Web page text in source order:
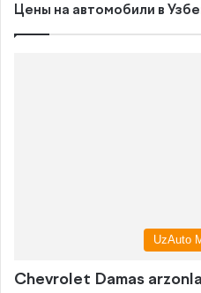
Цены на автомобили в
UzAuto
Chevrolet Damas